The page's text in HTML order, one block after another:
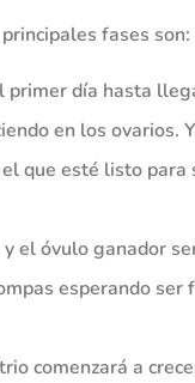
fases son:
primer día hasta
en los ovarios.
que esté listo para
el óvulo ganador
esperando ser
comenzará a